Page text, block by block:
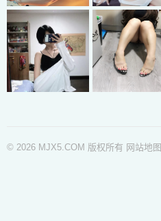
© 2026 MJX5.COM 版权所有 网站地图